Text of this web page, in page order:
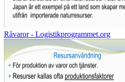
Råvaror - Logistikprogrammet.org